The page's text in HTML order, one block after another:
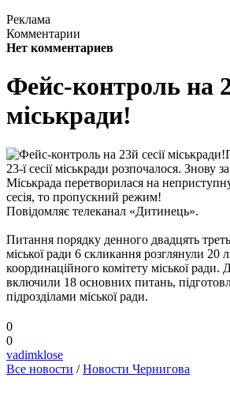
Реклама
Комментарии
Нет комментариев
Фейс-контроль на
міськради!
23-ї сесії міськради розпочалося. Знову
Міськрада перетворилася на
сесія, то пропускний режим!
Повідомляє телеканал «Дитинець».
Питання порядку денного двадцять
міської ради 6 скликання розглянули 20
координаційного комітету міської
включили 18 основних питань,
підрозділами міської ради.
0
0
vadimklose
Все новости /Новости Чернигова